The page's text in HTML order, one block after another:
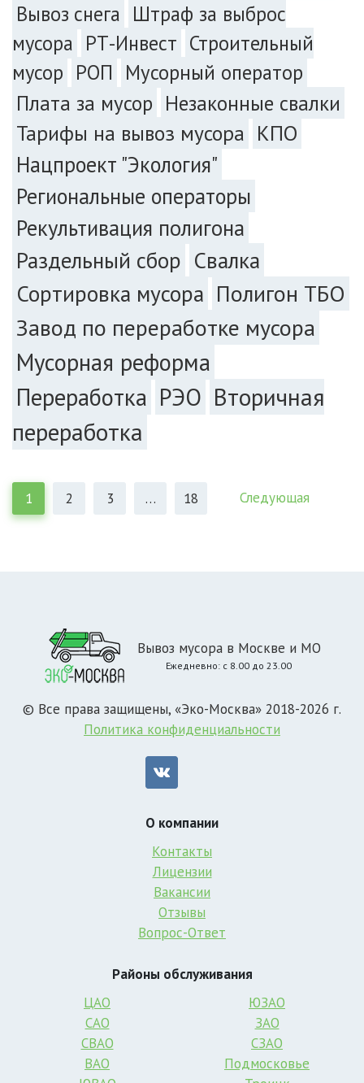
Вывоз снега Штраф за выброс
мусора РТ-Инвест Строительный
мусор РОП Мусорный оператор
Плата за мусор Незаконные свалки
Тарифы на вывоз мусора КПО
Нацпроект "Экология"
Региональные операторы
Рекультивация полигона
Раздельный сбор Свалка
Сортировка мусора Полигон ТБО
Завод по переработке мусора
Мусорная реформа
Переработка РЭО Вторичная
переработка
1 2 3 … 18 Следующая
Вывоз мусора в Москве и МО
Ежедневно: с 8.00 до 23.00
© Все права защищены, «Эко-Москва» 2018-2026 г.
Политика конфиденциальности
О компании
Контакты
Лицензии
Вакансии
Отзывы
Вопрос-Ответ
Районы обслуживания
ЦАО
САО
СВАО
ВАО
ЮЗАО
ЗАО
СЗАО
Подмосковье